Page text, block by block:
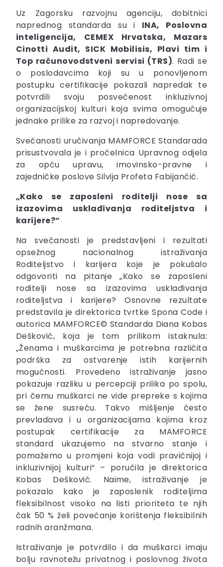
Uz Zagorsku razvojnu agenciju, dobitnici
naprednog standarda su i INA, Poslovna
inteligencija, CEMEX Hrvatska, Mazars
Cinotti Audit, SICK Mobilisis, Plavi tim i
Top računovodstveni servisi (TRS). Radi se
o poslodavcima koji su u ponovljenom
postupku certifikacije pokazali napredak te
potvrdili svoju posvećenost inkluzivnoj
organizacijskoj kulturi koja svima omogućuje
jednake prilike za razvoj i napredovanje.
Svečanosti uručivanja MAMFORCE Standarada
prisustvovala je i pročelnica Upravnog odjela
za opću upravu, imovinsko-pravne i
zajedničke poslove Silvija Profeta Fabijančić.
„Kako se zaposleni roditelji nose sa
izazovima usklađivanja roditeljstva i
karijere?“
Na svečanosti je predstavljeni i rezultati
opsežnog nacionalnog istraživanja
Roditeljstvo i karijera koje je pokušalo
odgovoriti na pitanje „Kako se zaposleni
roditelji nose sa izazovima usklađivanja
roditeljstva i karijere? Osnovne rezultate
predstavila je direktorica tvrtke Spona Code i
autorica MAMFORCE© Standarda Diana Kobas
Dešković, koja je tom prilikom istaknula:
„Ženama i muškarcima je potrebna različita
podrška za ostvarenje istih karijernih
mogućnosti. Provedeno istraživanje jasno
pokazuje razliku u percepciji prilika po spolu,
pri čemu muškarci ne vide prepreke s kojima
se žene susreću. Takvo mišljenje često
prevladava i u organizacijama kojima kroz
postupak certifikacije za MAMFORCE
standard ukazujemo na stvarno stanje i
pomažemo u promjeni koja vodi pravičnijoj i
inkluzivnijoj kulturi“ – poručila je direktorica
Kobas Dešković. Naime, istraživanje je
pokazalo kako je zaposlenik roditeljima
fleksibilnost visoko na listi prioriteta te njih
čak 50 % želi povećanje korištenja fleksibilnih
radnih aranžmana.
Istraživanje je potvrdilo i da muškarci imaju
bolju ravnotežu privatnog i poslovnog života